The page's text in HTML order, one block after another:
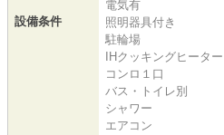
設備条件
電気有
照明器具付き
駐輪場
IHクッキングヒーター
コンロ１口
バス・トイレ別
シャワー
エアコン